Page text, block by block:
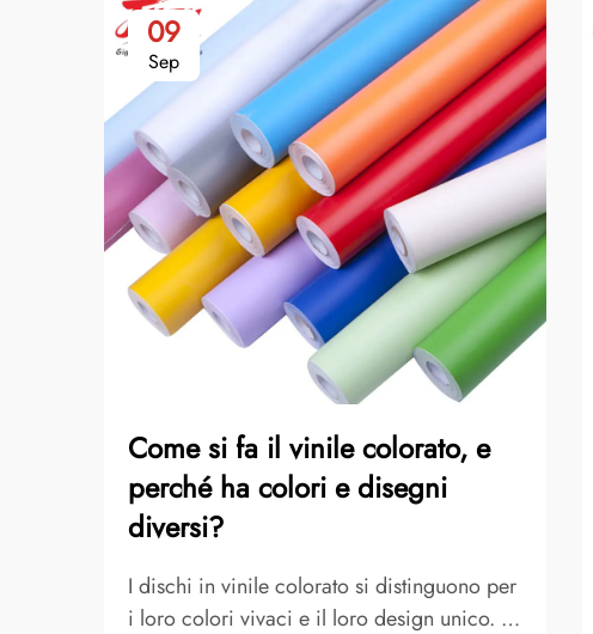
09
Sep
Come si fa il vinile colorato, e
perché ha colori e disegni
diversi?
I dischi in vinile colorato si distinguono per
i loro colori vivaci e il loro design unico. I